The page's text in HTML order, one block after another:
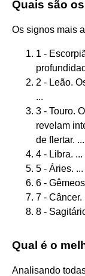
Quais são
Os signos mais
1 -
2 - Leão.
...
3 - Touro.
revelam
de flertar. ...
4 - Libra. ...
5 - Áries. ...
6 -
7 - Câncer.
8 -
Qual é o
Analisando